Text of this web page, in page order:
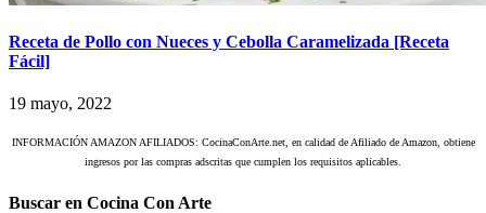
Receta de Pollo con Nueces y Cebolla Caramelizada [Receta
Fácil]
19 mayo, 2022
INFORMACIÓN AMAZON AFILIADOS: CocinaConArte.net, en calidad de Afiliado de Amazon, obtiene
ingresos por las compras adscritas que cumplen los requisitos aplicables.
Buscar en Cocina Con Arte